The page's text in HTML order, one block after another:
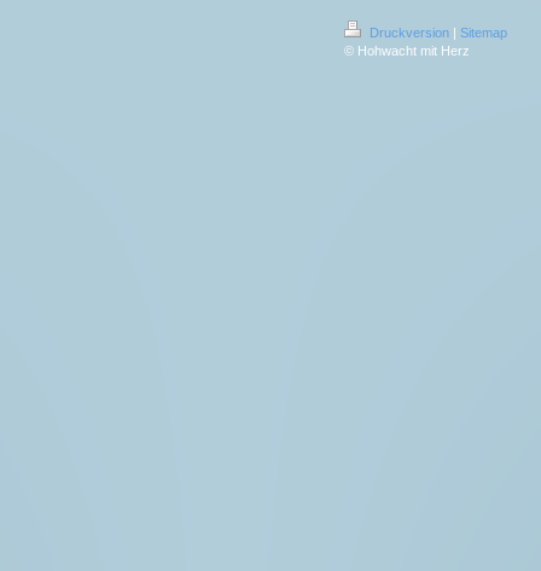
Druckversion | Sitemap
© Hohwacht mit Herz